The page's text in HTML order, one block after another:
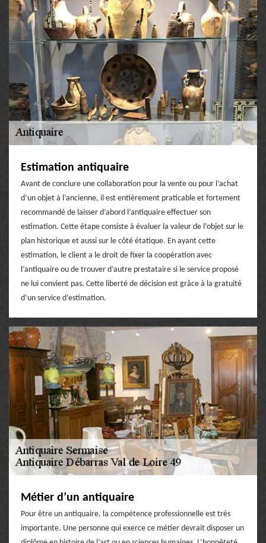
Estimation antiquaire
Avant de conclure une collaboration pour la vente ou pour l’achat
d’un objet à l’ancienne, il est entièrement praticable et fortement
recommandé de laisser d’abord l’antiquaire effectuer son
estimation. Cette étape consiste à évaluer la valeur de l’objet sur le
plan historique et aussi sur le côté étatique. En ayant cette
estimation, le client a le droit de fixer la coopération avec
l’antiquaire ou de trouver d’autre prestataire si le service proposé
ne lui convient pas. Cette liberté de décision est grâce à la gratuité
d’un service d’estimation.
Métier d’un antiquaire
Pour être un antiquaire, la compétence professionnelle est très
importante. Une personne qui exerce ce métier devrait disposer un